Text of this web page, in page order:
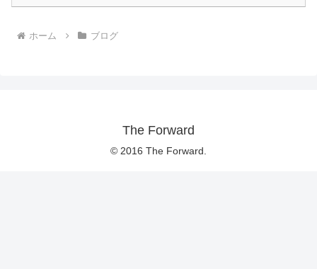
ホーム ブログ
The Forward
© 2016 The Forward.